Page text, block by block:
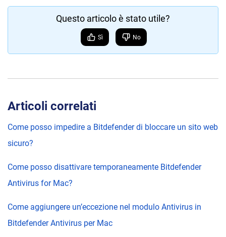
Questo articolo è stato utile?
Sì No
Articoli correlati
Come posso impedire a Bitdefender di bloccare un sito web
sicuro?
Come posso disattivare temporaneamente Bitdefender
Antivirus for Mac?
Come aggiungere un’eccezione nel modulo Antivirus in
Bitdefender Antivirus per Mac